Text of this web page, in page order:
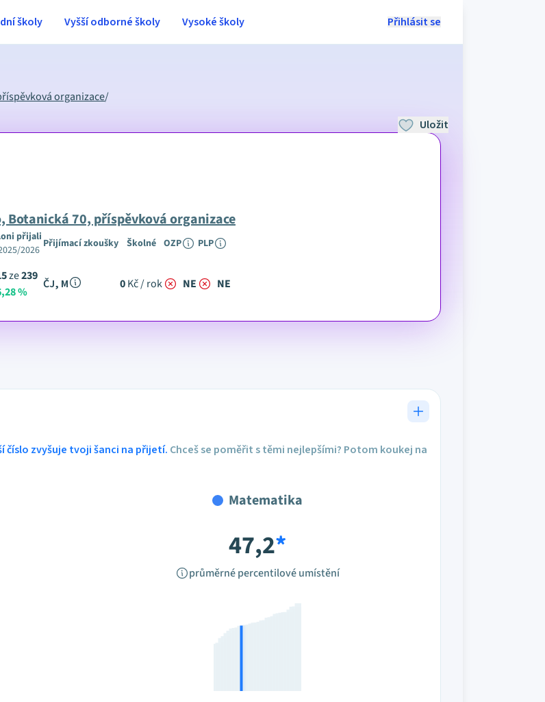
Přihlásit se
školy Vyšší odborné školy Vysoké školy
organizace/
70, příspěvková organizace
přijali
2026 Přijímací zkoušky Školné OZP PLP
ze239
%
ČJ, M 0Kč / rok NE NE
Uložit
číslo zvyšuje tvoji šanci na přijetí. Chceš se poměřit s těmi nejlepšími? Potom koukej na
Matematika
47,2*
průměrné percentilové umístění